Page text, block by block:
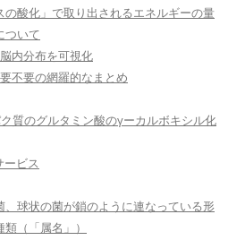
酸化」で取り出されるエネルギーの量
ついて
内分布を可視化
不要の網羅的なまとめ
質のグルタミン酸のγーカルボキシル化
ビス
、球状の菌が鎖のように連なっている形
（「属名」）